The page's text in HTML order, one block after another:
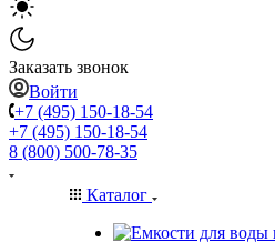
Заказать звонок
Войти
+7 (495) 150-18-54
+7 (495) 150-18-54
8 (800) 500-78-35
Каталог